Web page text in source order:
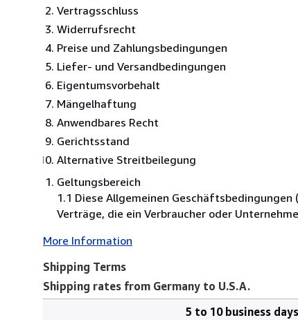
Vertragsschluss
Widerrufsrecht
Preise und Zahlungsbedingungen
Liefer- und Versandbedingungen
Eigentumsvorbehalt
Mängelhaftung
Anwendbares Recht
Gerichtsstand
Alternative Streitbeilegung
Geltungsbereich
1.1 Diese Allgemeinen
Verträge, die ein Verbraucher oder
More Information
Shipping Terms
Shipping rates from Germany to U.S.A.
5 to 10 business days